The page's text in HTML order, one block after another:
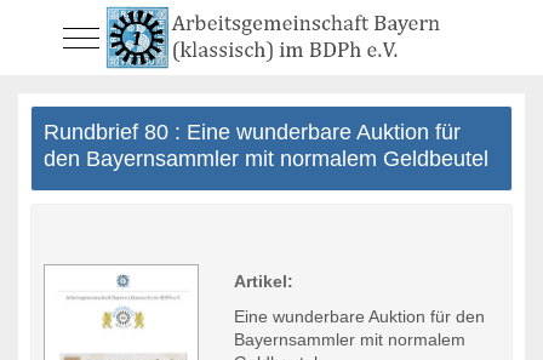
Mobile Menu Toggle
Rundbrief 80 : Eine wunderbare Auktion für
den Bayernsammler mit normalem Geldbeutel
Artikel:
Eine wunderbare Auktion für den
Bayernsammler mit normalem